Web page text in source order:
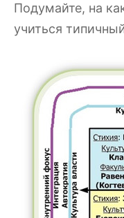
Подумайте, на
учиться